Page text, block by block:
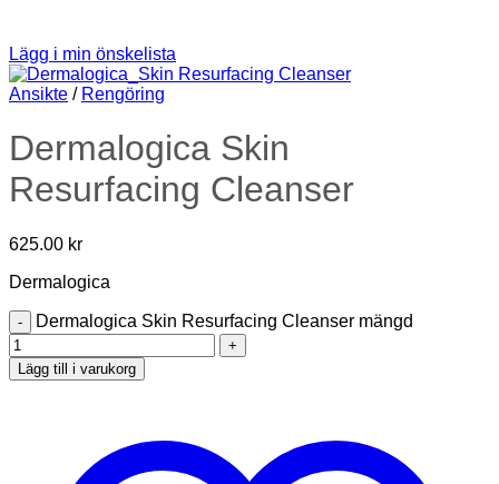
Lägg i min önskelista
Ansikte / Rengöring
Dermalogica Skin
Resurfacing Cleanser
625.00 kr
Dermalogica
Dermalogica Skin Resurfacing Cleanser mängd
Lägg till i varukorg